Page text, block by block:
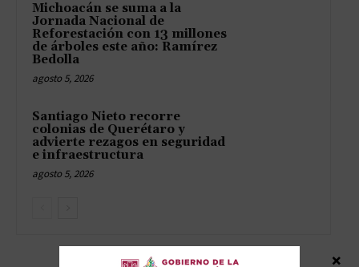
Michoacán se suma a la
Jornada Nacional de
Reforestación con 13 millones
de árboles este año: Ramírez
Bedolla
agosto 5, 2026
Santiago Nieto recorre
colonias de Querétaro y
advierte rezagos en seguridad
e infraestructura
agosto 5, 2026
×